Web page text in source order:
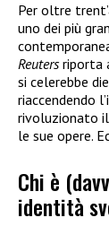
Per oltre
uno dei più
Reutersriporta
si celerebbe
riaccendendo
rivoluzionato
le sue opere.
Chi è
identità